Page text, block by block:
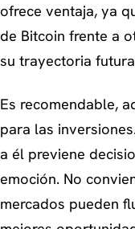
ofrece ventaja, ya
de Bitcoin frente a
su trayectoria
Es recomendable,
para las
a él previene
emoción. No
mercados pueden